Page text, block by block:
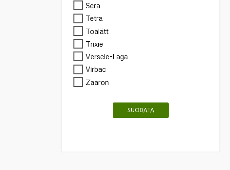
Sera
Tetra
Toalätt
Trixie
Versele-Laga
Virbac
Zaaron
SUODATA